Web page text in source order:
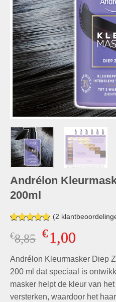
Andrélon
200ml
Gewaardeerd
5.00 op 5
gebaseerd
waarderingen
(2
€8,85 Oorspronkelijke
prijs
was:
€8,85.
€1,00Huidige
is:
€1,00.
Andrélon Kleurmasker Diep
200 ml dat speciaal is
masker helpt de kleur van
versterken, waardoor het